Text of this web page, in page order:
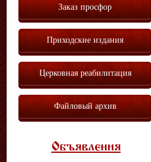
Заказ просфор
Приходские издания
Церковная реабилитация
Файловый архив
Объявления